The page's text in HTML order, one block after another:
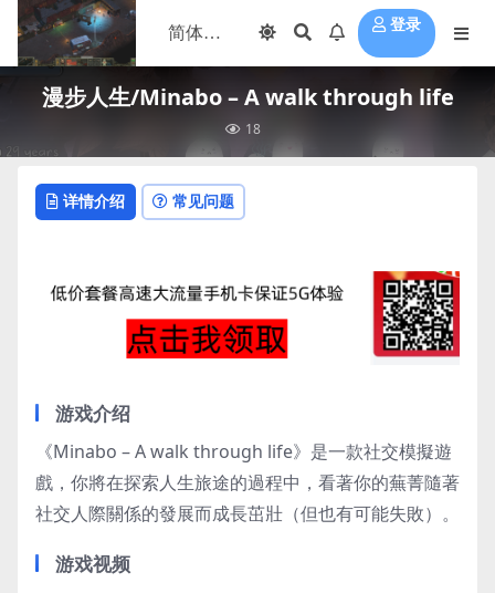
登录
漫步人生/Minabo – A walk through life
18
详情介绍 常见问题
游戏介绍
《Minabo – A walk through life》是一款社交模擬遊
戲，你將在探索人生旅途的過程中，看著你的蕪菁隨著
社交人際關係的發展而成長茁壯（但也有可能失敗）。
游戏视频